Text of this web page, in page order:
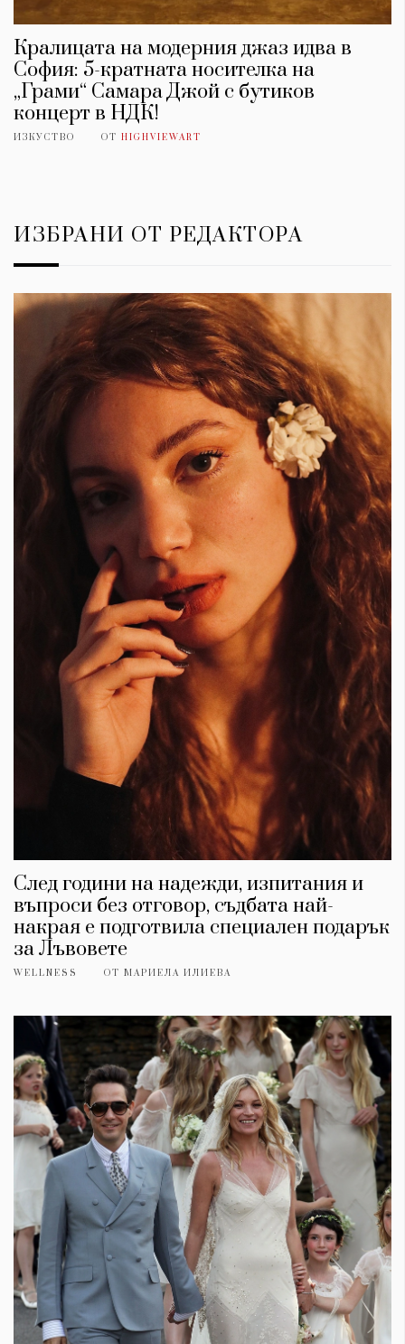
Кралицата на модерния джаз идва в
София: 5-кратната носителка на
„Грами“ Самара Джой с бутиков
концерт в НДК!
ИЗКУСТВО ОТ HIGHVIEWART
ИЗБРАНИ ОТ РЕДАКТОРА
След години на надежди, изпитания и
въпроси без отговор, съдбата най-
накрая е подготвила специален подарък
за Лъвовете
WELLNESS ОТ МАРИЕЛА ИЛИЕВА